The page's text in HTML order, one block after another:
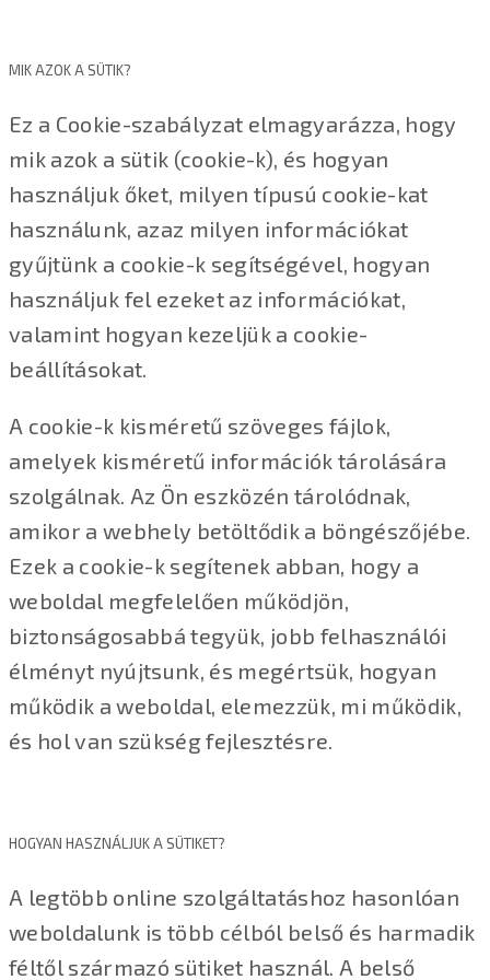
MIK AZOK A SÜTIK?
Ez a Cookie-szabályzat elmagyarázza, hogy
mik azok a sütik (cookie-k), és hogyan
használjuk őket, milyen típusú cookie-kat
használunk, azaz milyen információkat
gyűjtünk a cookie-k segítségével, hogyan
használjuk fel ezeket az információkat,
valamint hogyan kezeljük a cookie-
beállításokat.
A cookie-k kisméretű szöveges fájlok,
amelyek kisméretű információk tárolására
szolgálnak. Az Ön eszközén tárolódnak,
amikor a webhely betöltődik a böngészőjébe.
Ezek a cookie-k segítenek abban, hogy a
weboldal megfelelően működjön,
biztonságosabbá tegyük, jobb felhasználói
élményt nyújtsunk, és megértsük, hogyan
működik a weboldal, elemezzük, mi működik,
és hol van szükség fejlesztésre.
HOGYAN HASZNÁLJUK A SÜTIKET?
A legtöbb online szolgáltatáshoz hasonlóan
weboldalunk is több célból belső és harmadik
féltől származó sütiket használ. A belső